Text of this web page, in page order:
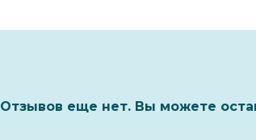
Отзывов еще нет. Вы можете